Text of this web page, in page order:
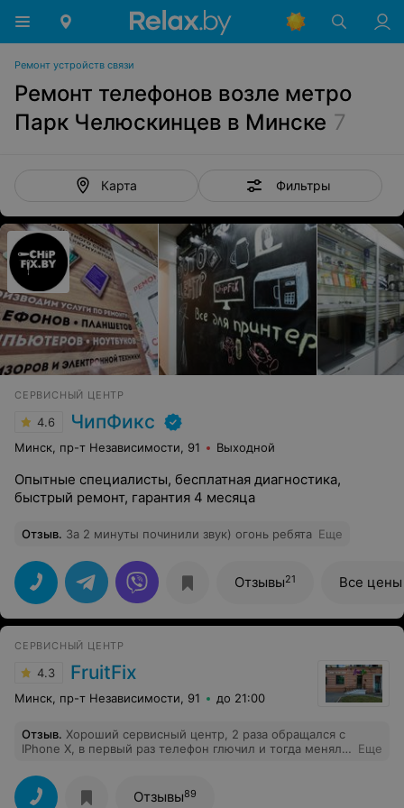
Ремонт устройств связи
Ремонт телефонов возле метро
Парк Челюскинцев в Минске 7
Карта Фильтры
СЕРВИСНЫЙ ЦЕНТР
4.6 ЧипФикс
Минск, пр-т Независимости, 91 Выходной
Опытные специалисты, бесплатная диагностика,
быстрый ремонт, гарантия 4 месяца
Отзыв. За 2 минуты починили звук) огонь ребята Еще
Отзывы21 Все цены
СЕРВИСНЫЙ ЦЕНТР
4.3 FruitFix
Минск, пр-т Независимости, 91 до 21:00
Отзыв. Хороший сервисный центр, 2 раза обращался с
IPhone X, в первый раз телефон глючил и тогда меняли
быстро делают ремонт, в самом сервисе удобно и
комфортно. Ребята всегда с отзывчивостью относятся к
Еще
Отзывы89